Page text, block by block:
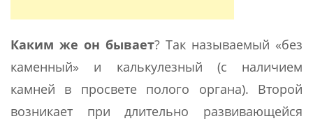
Каким же он бывает? Так называемый «без
каменный» и калькулезный (с наличием
камней в просвете полого органа). Второй
возникает при длительно развивающейся